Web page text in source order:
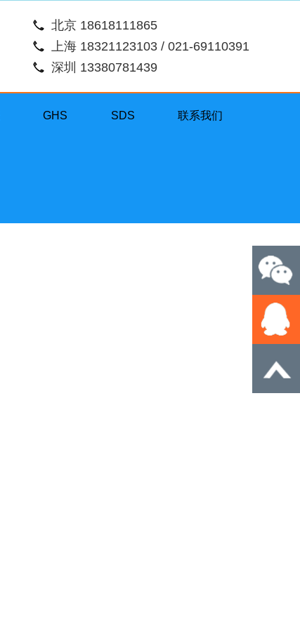
北京 18618111865
上海 18321123103 / 021-69110391
深圳 13380781439
GHS SDS 联系我们